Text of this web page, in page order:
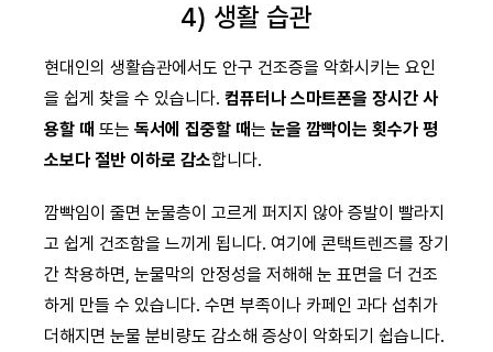
4) 생활 습관
현대인의 생활습관에서도 안구 건조증을 악화시키는 요인
을 쉽게 찾을 수 있습니다. 컴퓨터나 스마트폰을 장시간 사
용할 때 또는 독서에 집중할 때는 눈을 깜빡이는 횟수가 평
소보다 절반 이하로 감소합니다.
깜빡임이 줄면 눈물층이 고르게 퍼지지 않아 증발이 빨라지
고 쉽게 건조함을 느끼게 됩니다. 여기에 콘택트렌즈를 장기
간 착용하면, 눈물막의 안정성을 저해해 눈 표면을 더 건조
하게 만들 수 있습니다. 수면 부족이나 카페인 과다 섭취가
더해지면 눈물 분비량도 감소해 증상이 악화되기 쉽습니다.